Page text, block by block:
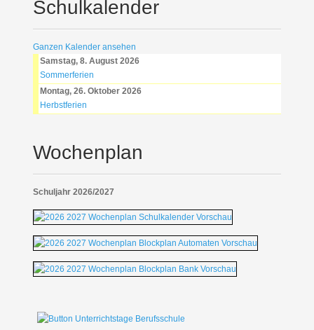
Schulkalender
Ganzen Kalender ansehen
Samstag, 8. August 2026
Sommerferien
Montag, 26. Oktober 2026
Herbstferien
Wochenplan
Schuljahr 2026/2027